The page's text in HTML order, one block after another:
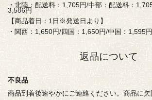
・北陸：配送料：1,705円/中部：配送料：
3,586円
【商品着日：1日※発送日より】
・関西：1,650円/四国：1,650円/中国：1,595
返品について
不良品
商品到着後速やかにご連絡ください。商品に